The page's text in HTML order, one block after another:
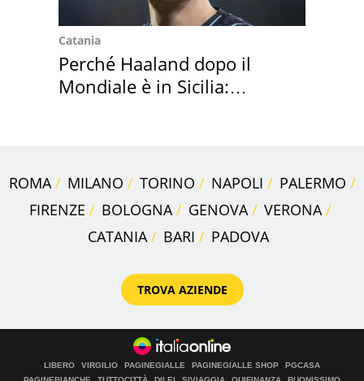
Catania
Perché Haaland dopo il
Mondiale è in Sicilia:
ROMA MILANO TORINO NAPOLI
PALERMO
FIRENZE
BOLOGNA GENOVA
VERONA
CATANIA
BARI PADOVA
TROVA AZIENDE
LIBERO VIRGILIO PAGINEGIALLE PAGINEGIALLE SHOP
PGCASA